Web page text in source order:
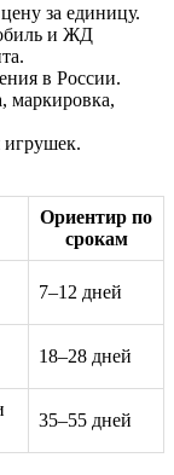
за единицу.
и ЖД
в России.
маркировка,
Ориентир по
срокам
7–12 дней
18–28 дней
35–55 дней